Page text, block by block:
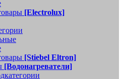
[Electrolux]
[Stiebel Eltron]
[Водонагреватели]